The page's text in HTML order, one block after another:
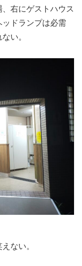
、右にゲストハウス
ドランプは必需
い。
ない。